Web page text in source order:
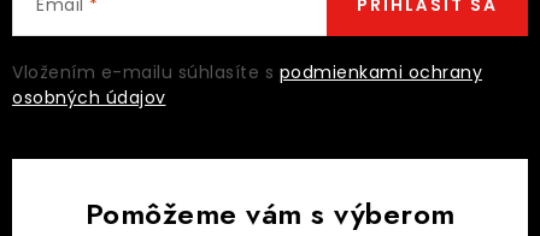
Vložením e-mailu súhlasíte s podmienkami ochrany
osobných údajov
PRIHLÁSIŤ SA
Pomôžeme vám s výberom